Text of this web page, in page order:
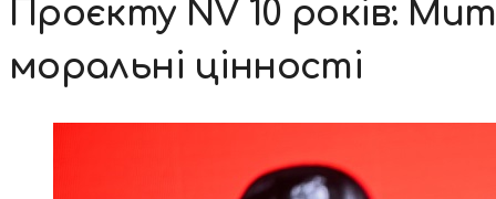
Проєкту NV 10 років:
моральні цінності